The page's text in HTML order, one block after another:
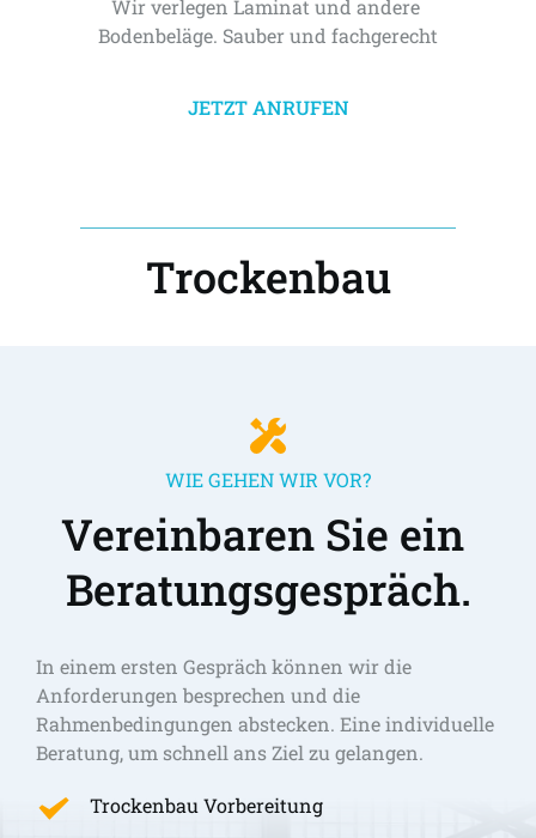
Wir verlegen Laminat und andere
Bodenbeläge. Sauber und fachgerecht
JETZT ANRUFEN
Trockenbau
WIE GEHEN WIR VOR?
Vereinbaren Sie ein
Beratungsgespräch.
In einem ersten Gespräch können wir die
Anforderungen besprechen und die
Rahmenbedingungen abstecken. Eine individuelle
Beratung, um schnell ans Ziel zu gelangen.
Trockenbau Vorbereitung